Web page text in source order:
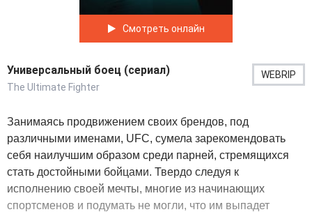
Смотреть онлайн
Универсальный боец (сериал)
The Ultimate Fighter
WEBRIP
Занимаясь продвижением своих брендов, под
различными именами, UFC, сумела зарекомендовать
себя наилучшим образом среди парней, стремящихся
стать достойными бойцами. Твердо следуя к
исполнению своей мечты, многие из начинающих
спортсменов и подумать не могли, что им выпадет